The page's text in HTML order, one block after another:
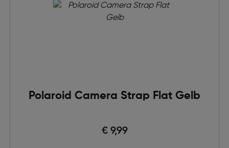
Polaroid Camera Strap Flat Gelb
€ 9,99